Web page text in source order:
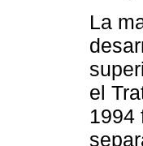
La
el
1994